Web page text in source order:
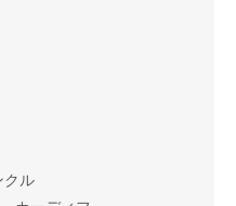
クル